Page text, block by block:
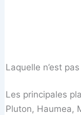
Laquelle n’est
Les principales
Pluton, Haumea,